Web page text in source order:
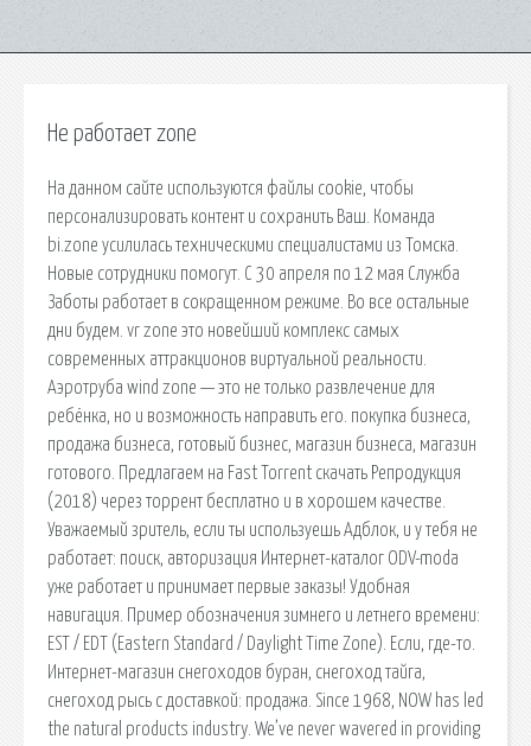
Не работает zone
На данном сайте используются файлы cookie, чтобы
персонализировать контент и сохранить Ваш. Команда
bi.zone усилилась техническими специалистами из Томска.
Новые сотрудники помогут. С 30 апреля по 12 мая Служба
Заботы работает в сокращенном режиме. Во все остальные
дни будем. vr zone это новейший комплекс самых
современных аттракционов виртуальной реальности.
Аэротруба wind zone — это не только развлечение для
ребёнка, но и возможность направить его. покупка бизнеса,
продажа бизнеса, готовый бизнес, магазин бизнеса, магазин
готового. Предлагаем на Fast Torrent скачать Репродукция
(2018) через торрент бесплатно и в хорошем качестве.
Уважаемый зритель, если ты используешь Адблок, и у тебя не
работает: поиск, авторизация Интернет-каталог ODV-moda
уже работает и принимает первые заказы! Удобная
навигация. Пример обозначения зимнего и летнего времени:
EST / EDT (Eastern Standard / Daylight Time Zone). Если, где-то.
Интернет-магазин снегоходов буран, снегоход тайга,
снегоход рысь с доставкой: продажа. Since 1968, NOW has led
the natural products industry. We’ve never wavered in providing